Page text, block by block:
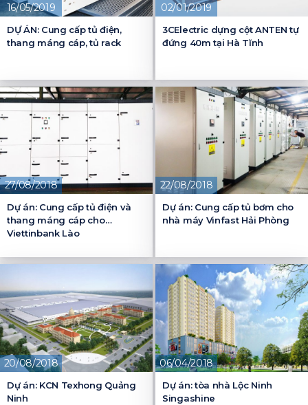
16/05/2019
DỰ ÁN: Cung cấp tủ điện,
thang máng cáp, tủ rack
02/01/2019
3CElectric dựng cột ANTEN tự
đứng 40m tại Hà Tĩnh
27/08/2018
Dự án: Cung cấp tủ điện và
thang máng cáp cho
Viettinbank Lào
22/08/2018
Dự án: Cung cấp tủ bơm cho
nhà máy Vinfast Hải Phòng
20/08/2018
Dự án: KCN Texhong Quảng
Ninh
06/04/2018
Dự án: tòa nhà Lộc Ninh
Singashine